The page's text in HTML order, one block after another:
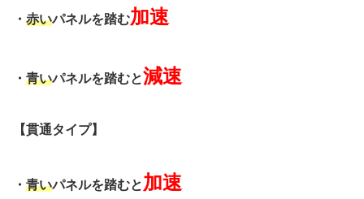
・ 赤いパネルを踏む加速
・ 青いパネルを踏むと減速
【貫通タイプ】
・ 青いパネルを踏むと加速